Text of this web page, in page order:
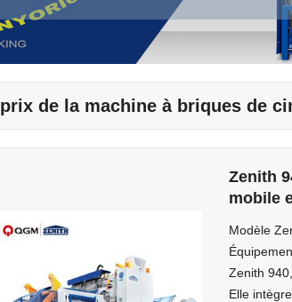
prix de la machine à briques de
Zenith
mobile
Modèle
Zenith
Elle